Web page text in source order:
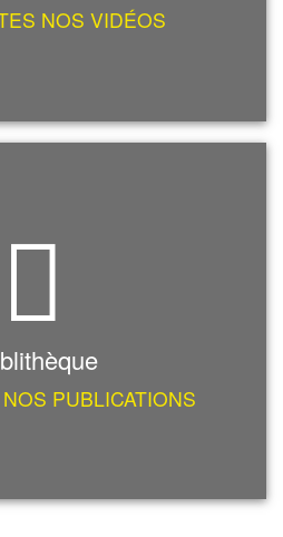
NOS VIDÉOS
PUBLICATIONS